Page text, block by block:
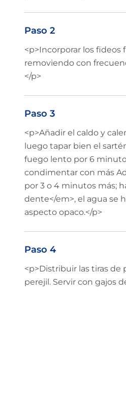
Paso 2
<p>Incorporar los fideos
removiendo con
</p>
Paso 3
<p>Añadir el caldo y
luego tapar bien el
fuego lento por 6
condimentar con más
por 3 o 4 minutos más;
dente</em>, el agua se
aspecto opaco.</p>
Paso 4
<p>Distribuir las tiras
perejil. Servir con gajos